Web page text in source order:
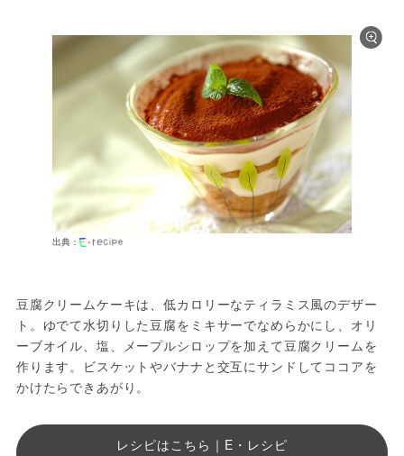
出典：
豆腐クリームケーキは、低カロリーなティラミス風のデザー
ト。ゆでて水切りした豆腐をミキサーでなめらかにし、オリ
ーブオイル、塩、メープルシロップを加えて豆腐クリームを
作ります。ビスケットやバナナと交互にサンドしてココアを
かけたらできあがり。
レシピはこちら｜E・レシピ